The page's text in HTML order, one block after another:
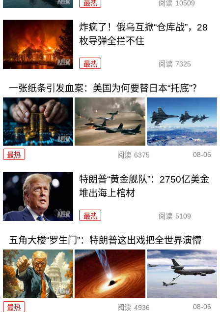
最热 阅读 10509
炸疯了！俄乌互掀“仓库战”，28
枚导弹全拦不住
最热 阅读 7325
一张纸条引发血案：美国为何要替日本“托底”？
最热 阅读 6375 08-06
特朗普“黄金舰队”：2750亿美金
堆出海上棺材
最热 阅读 5109
五角大楼“罗生门”：特朗普这出戏把全世界演懵
最热 阅读 4936 08-06